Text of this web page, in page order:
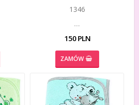
1346
…
150 PLN
ZAMÓW